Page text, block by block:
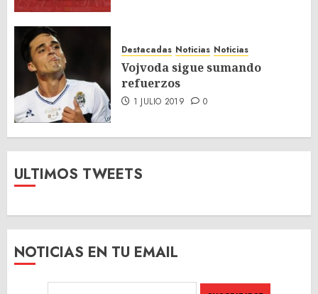
Destacadas Noticias Noticias
Vojvoda sigue sumando
refuerzos
1 JULIO 2019 0
ULTIMOS TWEETS
NOTICIAS EN TU EMAIL